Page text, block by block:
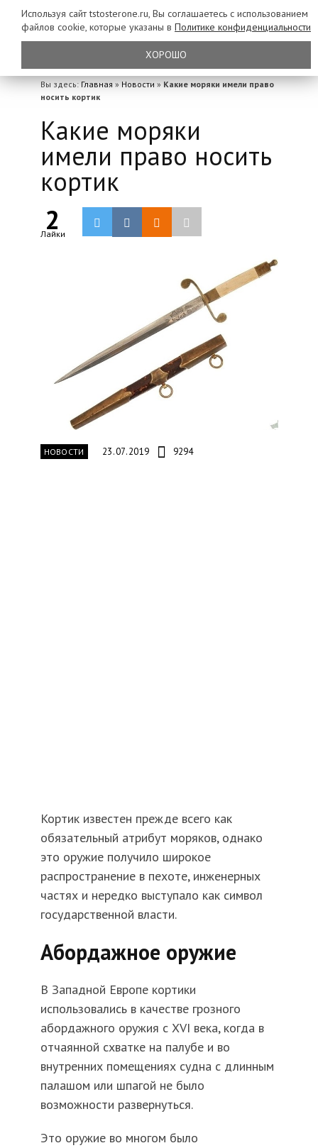
Вы здесь: Главная » Новости » Какие моряки имели право
носить кортик
Какие моряки
имели право носить
кортик
2
Лайки
НОВОСТИ 23.07.2019 9294
Кортик известен прежде всего как
обязательный атрибут моряков, однако
это оружие получило широкое
распространение в пехоте, инженерных
частях и нередко выступало как символ
государственной власти.
Абордажное оружие
В Западной Европе кортики
использовались в качестве грозного
абордажного оружия с XVI века, когда в
отчаянной схватке на палубе и во
внутренних помещениях судна с длинным
палашом или шпагой не было
возможности развернуться.
Это оружие во многом было
Используя сайт tstosterone.ru, Вы соглашаетесь с использованием
файлов cookie, которые указаны в Политике конфиденциальности
ХОРОШО